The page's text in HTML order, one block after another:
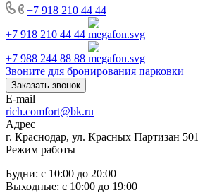
+7 918 210 44 44
+7 918 210 44 44
+7 988 244 88 88
Звоните для бронирования парковки
Заказать звонок
E-mail
rich.comfort@bk.ru
Адрес
г. Краснодар, ул. Красных Партизан 501
Режим работы
Будни: с 10:00 до 20:00
Выходные: с 10:00 до 19:00